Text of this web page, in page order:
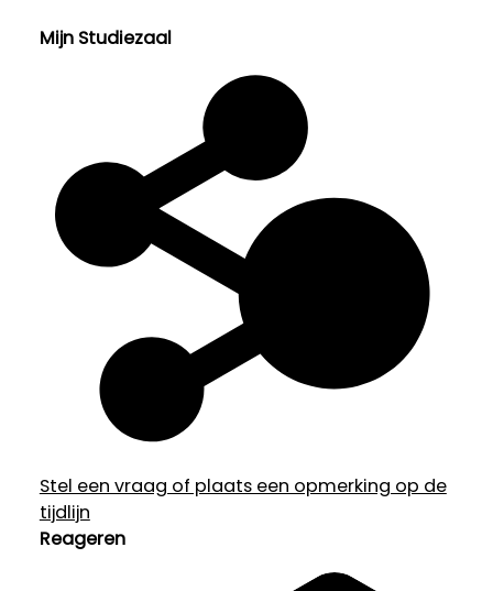
Mijn Studiezaal
Stel een vraag of plaats een opmerking op de
tijdlijn
Reageren